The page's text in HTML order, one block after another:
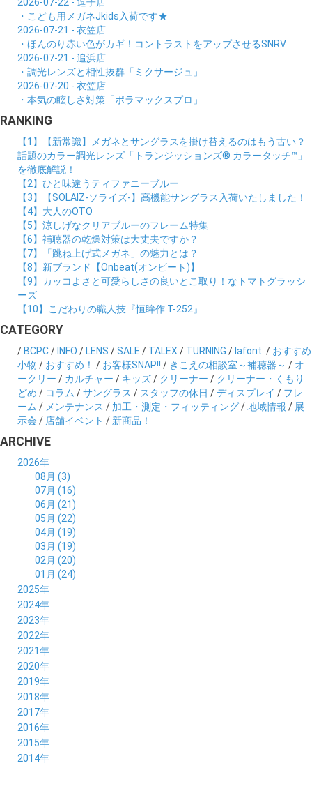
・こども用メガネJkids入荷です★
2026-07-21 - 衣笠店
・ほんのり赤い色がカギ！コントラストをアップさせるSNRV
2026-07-21 - 追浜店
・調光レンズと相性抜群「ミクサージュ」
2026-07-20 - 衣笠店
・本気の眩しさ対策「ポラマックスプロ」
RANKING
【1】【新常識】メガネとサングラスを掛け替えるのはもう古い？
話題のカラー調光レンズ「トランジッションズ® カラータッチ™」
を徹底解説！
【2】ひと味違うティファニーブルー
【3】【SOLAIZ-ソライズ-】高機能サングラス入荷いたしました！
【4】大人のOTO
【5】涼しげなクリアブルーのフレーム特集
【6】補聴器の乾燥対策は大丈夫ですか？
【7】「跳ね上げ式メガネ」の魅力とは？
【8】新ブランド【Onbeat(オンビート)】
【9】カッコよさと可愛らしさの良いとこ取り！なトマトグラッシ
ーズ
【10】こだわりの職人技『恒眸作 T-252』
CATEGORY
/BCPC/INFO /LENS /SALE / TALEX / TURNING /lafont. / おすすめ
小物 / おすすめ！ / お客様SNAP!! / きこえの相談室～補聴器～ / オ
ークリー / カルチャー / キッズ/ クリーナー / クリーナー・くもり
どめ / コラム /サングラス / スタッフの休日 /ディスプレイ / フレ
ーム / メンテナンス / 加工・測定・フィッティング/地域情報 / 展
示会 / 店舗イベント / 新商品！
ARCHIVE
2026年
08月 (3)
07月 (16)
06月 (21)
05月 (22)
04月 (19)
03月 (19)
02月 (20)
01月 (24)
2025年
12月 (14)
11月 (17)
10月 (21)
09月 (20)
08月 (20)
07月 (18)
06月 (22)
05月 (21)
04月 (19)
03月 (19)
02月 (19)
01月 (21)
2024年
12月 (19)
11月 (21)
10月 (23)
09月 (23)
08月 (20)
07月 (21)
06月 (22)
05月 (18)
04月 (26)
03月 (23)
02月 (29)
2023年
12月 (19)
11月 (19)
10月 (20)
09月 (22)
08月 (24)
07月 (26)
06月 (25)
05月 (28)
04月 (26)
03月 (30)
2022年
12月 (36)
11月 (16)
10月 (22)
09月 (20)
08月 (18)
07月 (21)
06月 (23)
05月 (25)
04月 (20)
2021年
12月 (18)
11月 (19)
10月 (20)
09月 (24)
08月 (35)
07月 (17)
06月 (25)
05月 (31)
2020年
12月 (19)
11月 (23)
10月 (24)
09月 (29)
08月 (26)
07月 (25)
06月 (21)
2019年
12月 (26)
11月 (21)
10月 (26)
09月 (26)
08月 (31)
07月 (22)
2018年
12月 (22)
11月 (28)
10月 (23)
09月 (27)
08月 (24)
2017年
12月 (20)
11月 (22)
10月 (21)
2016年
12月 (26)
11月 (21)
2015年
12月 (36)
2014年